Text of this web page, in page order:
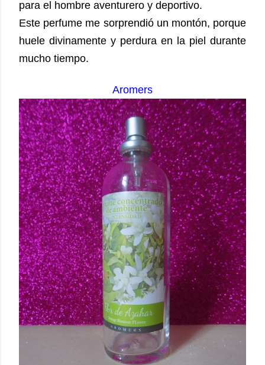
para el hombre aventurero y deportivo.
Este perfume me sorprendió un montón, porque
huele divinamente y perdura en la piel durante
mucho tiempo.
Aromers